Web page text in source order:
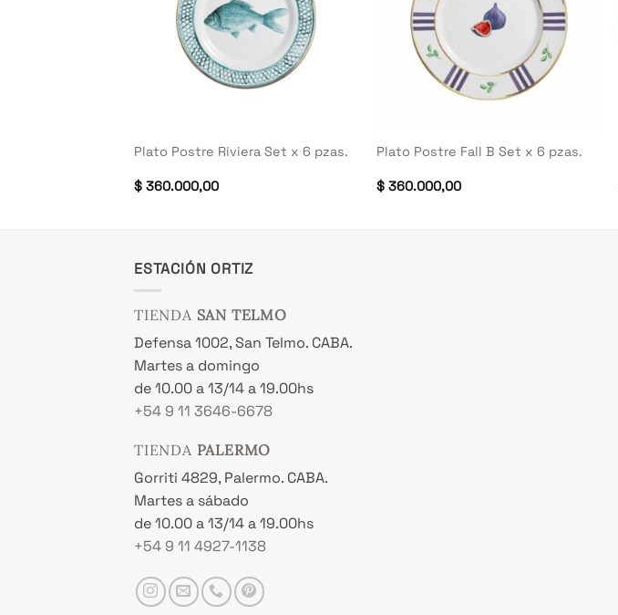
Plato Postre Riviera Set x 6 pzas.
$360.000,00
Plato Postre Fall B Set x 6 pzas.
$ 360.000,00
ESTACIÓN ORTIZ
TIENDA SAN TELMO
Defensa 1002, San Telmo. CABA.
Martes a domingo
de 10.00 a 13/14 a 19.00hs
+54 9 11 3646-6678
TIENDA PALERMO
Gorriti 4829, Palermo. CABA.
Martes a sábado
de 10.00 a 13/14 a 19.00hs
+54 9 11 4927-1138